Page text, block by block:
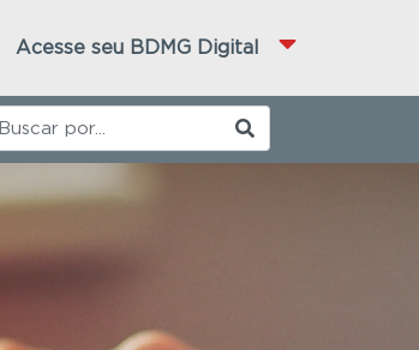
Acesse seu BDMG Digital